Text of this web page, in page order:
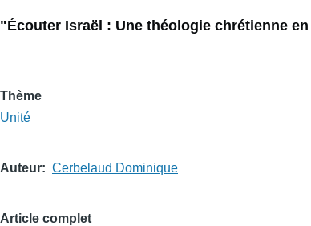
"Écouter Israël : Une théologie chrétienne
Thème
Unité
Auteur Cerbelaud Dominique
Article complet